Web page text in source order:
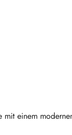
mit einem